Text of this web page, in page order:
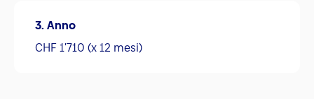
3. Anno
CHF 1'710 (x 12 mesi)